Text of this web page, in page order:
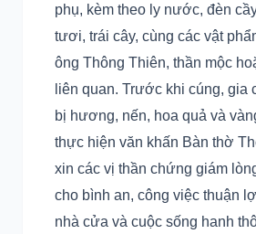
phụ, kèm theo ly nước, đèn
tươi, trái cây, cùng các vật
ông Thông Thiên, thần mộc
liên quan. Trước khi cúng, gia
bị hương, nến, hoa quả và
thực hiện văn khấn Bàn thờ
xin các vị thần chứng giám
cho bình an, công việc thuận
nhà cửa và cuộc sống hanh